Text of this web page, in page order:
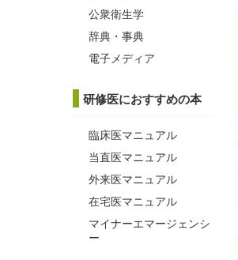
公衆衛生学
辞典・事典
電子メディア
研修医におすすめの本
臨床医マニュアル
当直医マニュアル
外来医マニュアル
在宅医マニュアル
マイナーエマージェンシ
ー